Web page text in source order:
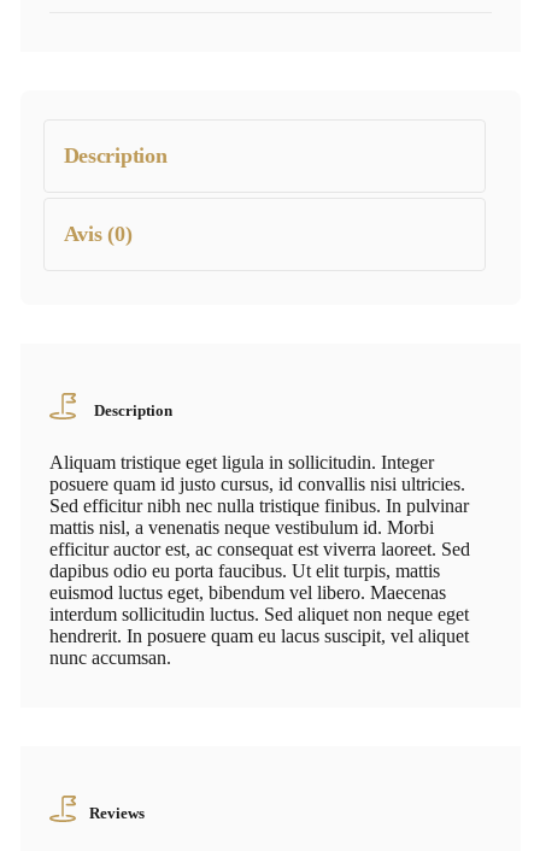
Description
Avis (0)
Description
Aliquam tristique eget ligula in sollicitudin. Integer
posuere quam id justo cursus, id convallis nisi ultricies.
Sed efficitur nibh nec nulla tristique finibus. In pulvinar
mattis nisl, a venenatis neque vestibulum id. Morbi
efficitur auctor est, ac consequat est viverra laoreet. Sed
dapibus odio eu porta faucibus. Ut elit turpis, mattis
euismod luctus eget, bibendum vel libero. Maecenas
interdum sollicitudin luctus. Sed aliquet non neque eget
hendrerit. In posuere quam eu lacus suscipit, vel aliquet
nunc accumsan.
Reviews